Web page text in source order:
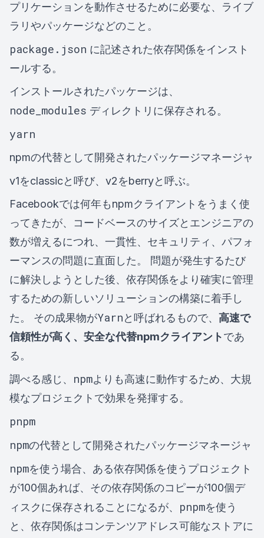
プリケーションを動作させるために必要な、ライブ
ラリやパッケージなどのこと。
package.json に記述された依存関係をインスト
ールする。
インストールされたパッケージは、
node_modules ディレクトリに保存される。
yarn
npmの代替として開発されたパッケージマネージャ
v1をclassicと呼び、v2をberryと呼ぶ。
Facebookでは何年もnpmクライアントをうまく使
ってきたが、コードベースのサイズとエンジニアの
数が増えるにつれ、一貫性、セキュリティ、パフォ
ーマンスの問題に直面した。 問題が発生するたび
に解決しようとした後、依存関係をより確実に管理
するための新しいソリューションの構築に着手し
た。 その成果物がYarnと呼ばれるもので、 高速で
信頼性が高く、安全な代替npmクライアントであ
る。
調べる感じ、 npmよりも高速に動作するため、大規
模なプロジェクトで効果を発揮する。
pnpm
npmの代替として開発されたパッケージマネージャ
npmを使う場合、ある依存関係を使うプロジェクト
が100個あれば、その依存関係のコピーが100個デ
ィスクに保存されることになるが、 pnpmを使う
と、依存関係はコンテンツアドレス可能なストアに